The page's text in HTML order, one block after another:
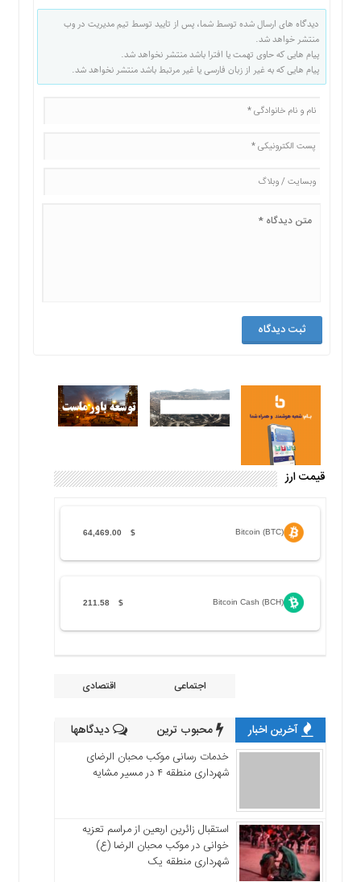
دیدگاه های ارسال شده توسط شما، پس از تایید توسط تیم مدیریت در وب
منتشر خواهد شد.
پیام هایی که حاوی تهمت یا افترا باشد منتشر نخواهد شد.
پیام هایی که به غیر از زبان فارسی یا غیر مرتبط باشد منتشر نخواهد شد.
قیمت ارز
Bitcoin (BTC)
$
64,469.00
Bitcoin Cash (BCH)
$
211.58
اجتماعی اقتصادی
آخرین اخبار محبوب ترین دیدگاهها
خدمات رسانی موکب محبان الرضای
شهرداری منطقه ۴ در مسیر مشایه
استقبال زائرین اربعین از مراسم تعزیه
خوانی در موکب محبان الرضا (ع)
شهرداری منطقه یک